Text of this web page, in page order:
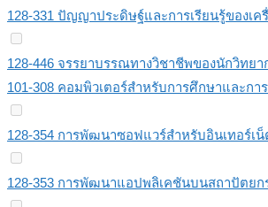
128-331 ปัญญาประดิษฐ์และการเรียนรู้ของเค
128-446 จรรยาบรรณทางวิชาชีพของนักวิทยา
101-308 คอมพิวเตอร์สำหรับการศึกษาและกา
128-354 การพัฒนาซอฟแวร์สำหรับอินเทอร์เ
128-353 การพัฒนาแอปพลิเคชันบนสถาปัตยก